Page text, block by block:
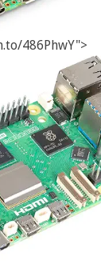
486PhwY">